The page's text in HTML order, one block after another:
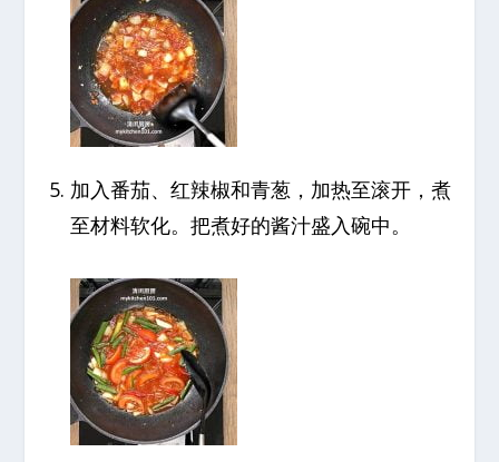
加入番茄、红辣椒和青葱，加热至滚开，煮
至材料软化。把煮好的酱汁盛入碗中。